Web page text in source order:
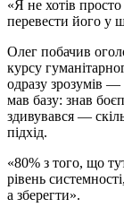
«Я не хотів
перевести його у
Олег побачив
курсу
одразу зрозумів
мав базу: знав
здивувався —
підхід.
«80% з того, що
рівень
а зберегти».